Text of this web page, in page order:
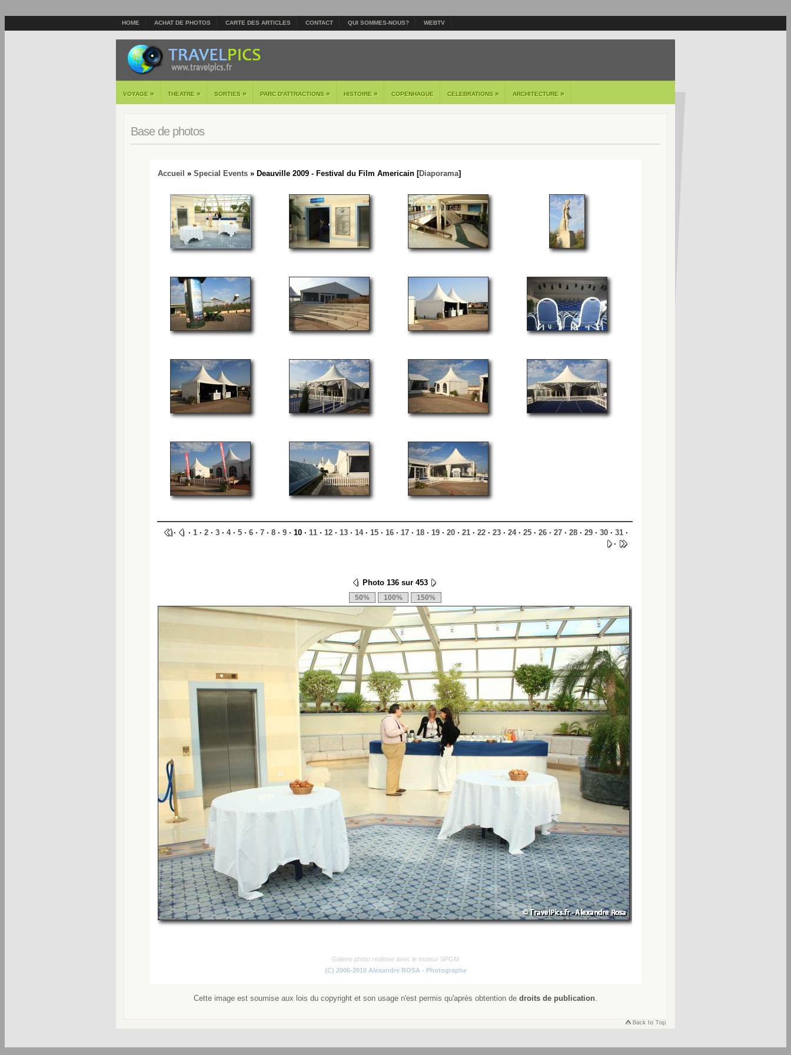
HOME ACHAT DE PHOTOS CARTE DES ARTICLES CONTACT QUI SOMMES-NOUS? WEBTV
VOYAGE » THEATRE » SORTIES » PARC D'ATTRACTIONS » HISTOIRE » COPENHAGUE CELEBRATIONS » ARCHITECTURE »
Base de photos
Accueil » Special Events » Deauville 2009 - Festival du Film Americain [Diaporama]
· · 1 · 2 · 3 · 4· 5 · 6 · 7 · 8 · 9 · 10 · 11 · 12 · 13 · 14· 15 · 16 · 17 · 18 · 19 · 20 · 21 · 22 · 23 · 24· 25 · 26 · 27 · 28 · 29 · 30 · 31 ·
·
Photo 136 sur 453
Galerie photo realisee avec le moteur SPGM
(C) 2006-2010 Alexandre ROSA - Photographe
Cette image est soumise aux lois du copyright et son usage n'est permis qu'après obtention de droits de publication.